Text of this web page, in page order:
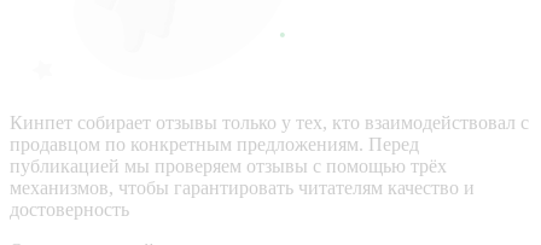
Кинпет собирает отзывы только у тех, кто взаимодействовал с
продавцом по конкретным предложениям. Перед
публикацией мы проверяем отзывы с помощью трёх
механизмов, чтобы гарантировать читателям качество и
достоверность